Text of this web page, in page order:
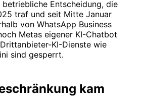
Entscheidung, die
traf und seit Mitte Januar
von WhatsApp Business
Metas eigener KI-Chatbot
KI-Dienste wie
sind gesperrt.
kam